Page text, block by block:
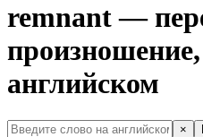
remnant —
английском
×